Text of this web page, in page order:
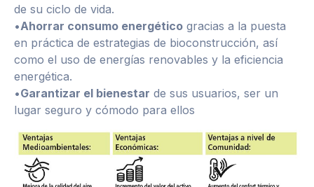
de su ciclo de vida.
•Ahorrar consumo energético gracias a la puesta
en práctica de estrategias de bioconstrucción, así
como el uso de energías renovables y la eficiencia
energética.
•Garantizar el bienestar de sus usuarios, ser un
lugar seguro y cómodo para ellos